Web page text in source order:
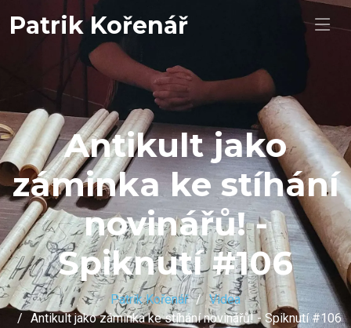
Patrik Kořenář
Antikult jako
záminka ke stíhání
novinářů! -
Spiknutí #106
Patrik Kořenář
Videa
Antikult jako záminka ke stíhání novinářů! - Spiknutí #106